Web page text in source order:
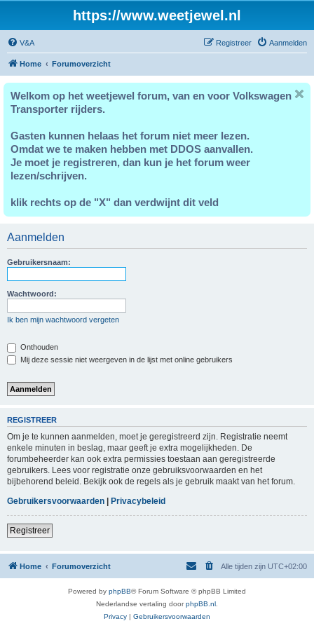
https://www.weetjewel.nl
V&A Aanmelden
Registreer
Home Forumoverzicht
Welkom op het weetjewel forum, van en voor Volkswagen
Transporter rijders.
Gasten kunnen helaas het forum niet meer lezen.
Omdat we te maken hebben met DDOS aanvallen.
Je moet je registreren, dan kun je het forum weer
lezen/schrijven.
klik rechts op de "X" dan verdwijnt dit veld
Aanmelden
Gebruikersnaam:
Wachtwoord:
Ik ben mijn wachtwoord vergeten
Onthouden
Mij deze sessie niet weergeven in de lijst met online gebruikers
REGISTREER
Om je te kunnen aanmelden, moet je geregistreerd zijn. Registratie neemt
enkele minuten in beslag, maar geeft je extra mogelijkheden. De
forumbeheerder kan ook extra permissies toestaan aan geregistreerde
gebruikers. Lees voor registratie onze gebruiksvoorwaarden en het
bijbehorend beleid. Bekijk ook de regels als je gebruik maakt van het forum.
Gebruikersvoorwaarden | Privacybeleid
Registreer
Home Forumoverzicht Alle tijden zijn UTC+02:00
Powered by phpBB® Forum Software © phpBB Limited
Nederlandse vertaling doorphpBB.nl
Privacy | Gebruikersvoorwaarden